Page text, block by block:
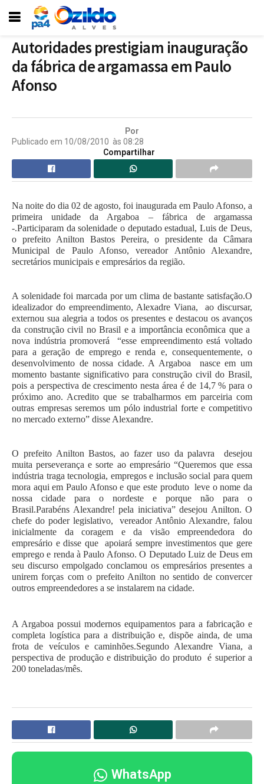
Autoridades prestigiam inauguração
da fábrica de argamassa em Paulo
Afonso
Por
Publicado em 10/08/2010 às 08:28
Compartilhar
Na noite do dia 02 de agosto, foi inaugurada em Paulo Afonso, a
primeira unidade da Argaboa – fábrica de argamassa
-.Participaram da solenidade o deputado estadual, Luis de Deus,
o prefeito Anilton Bastos Pereira, o presidente da Câmara
Municipal de Paulo Afonso, vereador Antônio Alexandre,
secretários municipais e empresários da região.
A solenidade foi marcada por um clima de bastante satisfação.O
idealizador do empreendimento, Alexadre Viana,
ao discursar,
externou sua alegria a todos os presentes e destacou os avanços
da construção civil no Brasil e a importância econômica que a
nova indústria promoverá
“esse empreendimento está voltado
para a geração de emprego e renda e, consequentemente, o
desenvolvimento de nossa cidade. A Argaboa
nasce em um
momento bastante significativo para construção civil do Brasil,
pois a perspectiva de crescimento nesta área é de 14,7 % para o
próximo ano. Acredito que se trabalharmos em parceiria com
outras empresas seremos um pólo industrial forte e competitivo
no mercado externo” disse Alexandre.
O prefeito Anilton Bastos, ao fazer uso da palavra
desejou
muita perseverança e sorte ao empresário “Queremos que essa
indústria traga tecnologia, empregos e inclusão social para quem
mora aqui em Paulo Afonso e que este produto leve o nome da
nossa cidade para o nordeste e porque não para o
Brasil.Parabéns Alexandre! pela iniciativa” desejou Anilton. O
chefe do poder legislativo,
vereador Antônio Alexandre, falou
inicialmente da coragem e da visão empreendedora do
empresário e disse que
apoiará sempre investimentos que gere
emprego e renda à Paulo Afonso. O Deputado Luiz de Deus em
seu discurso empolgado conclamou os empresários presentes a
unirem forças com o prefeito Anilton no sentido de convercer
outros empreendedores a se instalarem na cidade.
A Argaboa possui modernos equipamentos para a fabricação e
completa logística para a distribuição e, dispõe ainda, de uma
frota de veículos e caminhões.Segundo Alexandre Viana, a
perspectiva de produção e distribuição do produto
é superior a
200 toneladas/mês.
WhatsApp